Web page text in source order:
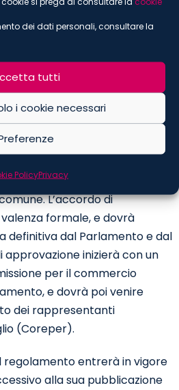
dei dati personali, consultare la
tutti
i cookie necessari
PolicyPrivacy
emerga una
negativi, la Commissione
dalle imprese interessate
rimedio alla distorsione.
segna la
le negoziazioni inter-
si consultano per
L’accordo di
formale, e dovrà
definitiva dal Parlamento e dal
approvazione inizierà con un
per il commercio
e dovrà poi venire
dei rappresentanti
(Coreper).
regolamento entrerà in vigore
alla sua pubblicazione